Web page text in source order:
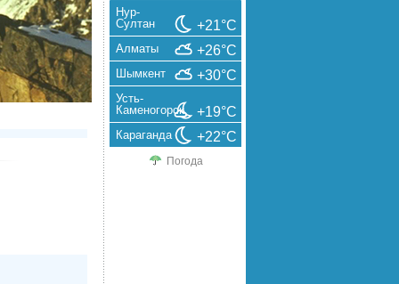
Нур-
Султан
+21°C
Алматы +26°C
Шымкент +30°C
Усть-
Каменогорск
+19°C
Караганда +22°C
Погода